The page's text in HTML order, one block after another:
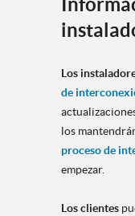
Los
de
los
proceso de
empezar.
Los clientes